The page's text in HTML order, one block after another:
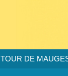
TOUR DE